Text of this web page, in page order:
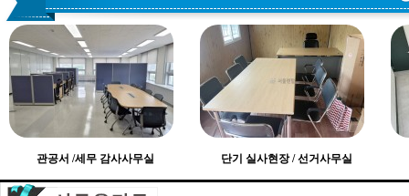
관공서 /세무 감사사무실 단기 실사현장 / 선거사무실